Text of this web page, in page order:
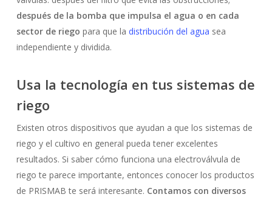
Go To Shop
después de la bomba que impulsa el agua o en cada
sector de riego para que la distribución del agua sea
independiente y dividida.
Usa la tecnología en tus sistemas de
riego
Existen otros dispositivos que ayudan a que los sistemas de
riego y el cultivo en general pueda tener excelentes
resultados. Si saber cómo funciona una electroválvula de
riego te parece importante, entonces conocer los productos
de PRISMAB te será interesante. Contamos con diversos